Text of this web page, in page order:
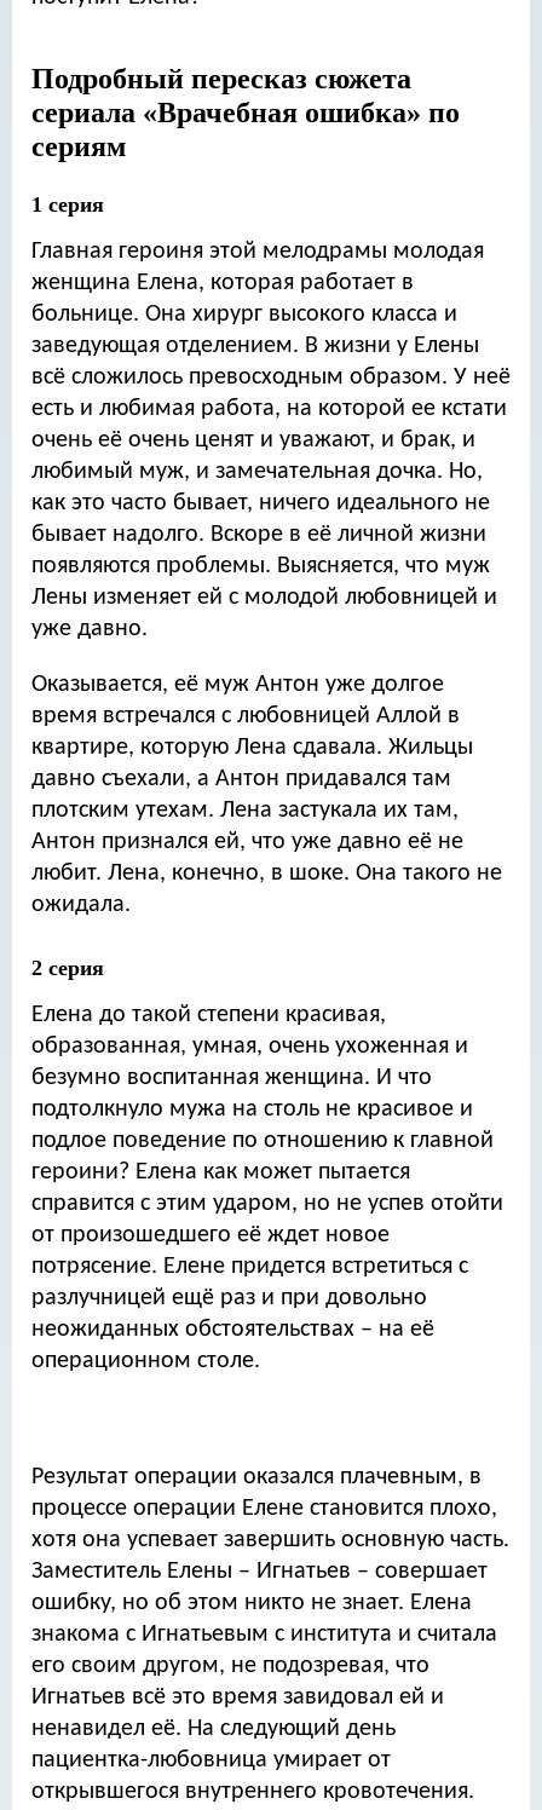
Подробный пересказ сюжета
сериала «Врачебная ошибка» по
сериям
1 серия
Главная героиня этой мелодрамы молодая
женщина Елена, которая работает в
больнице. Она хирург высокого класса и
заведующая отделением. В жизни у Елены
всё сложилось превосходным образом. У неё
есть и любимая работа, на которой ее кстати
очень её очень ценят и уважают, и брак, и
любимый муж, и замечательная дочка. Но,
как это часто бывает, ничего идеального не
бывает надолго. Вскоре в её личной жизни
появляются проблемы. Выясняется, что муж
Лены изменяет ей с молодой любовницей и
уже давно.
Оказывается, её муж Антон уже долгое
время встречался с любовницей Аллой в
квартире, которую Лена сдавала. Жильцы
давно съехали, а Антон придавался там
плотским утехам. Лена застукала их там,
Антон признался ей, что уже давно её не
любит. Лена, конечно, в шоке. Она такого не
ожидала.
2 серия
Елена до такой степени красивая,
образованная, умная, очень ухоженная и
безумно воспитанная женщина. И что
подтолкнуло мужа на столь не красивое и
подлое поведение по отношению к главной
героини? Елена как может пытается
справится с этим ударом, но не успев отойти
от произошедшего её ждет новое
потрясение. Елене придется встретиться с
разлучницей ещё раз и при довольно
неожиданных обстоятельствах – на её
операционном столе.
Результат операции оказался плачевным, в
процессе операции Елене становится плохо,
хотя она успевает завершить основную часть.
Заместитель Елены – Игнатьев – совершает
ошибку, но об этом никто не знает. Елена
знакома с Игнатьевым с института и считала
его своим другом, не подозревая, что
Игнатьев всё это время завидовал ей и
ненавидел её. На следующий день
пациентка-любовница умирает от
открывшегося внутреннего кровотечения.